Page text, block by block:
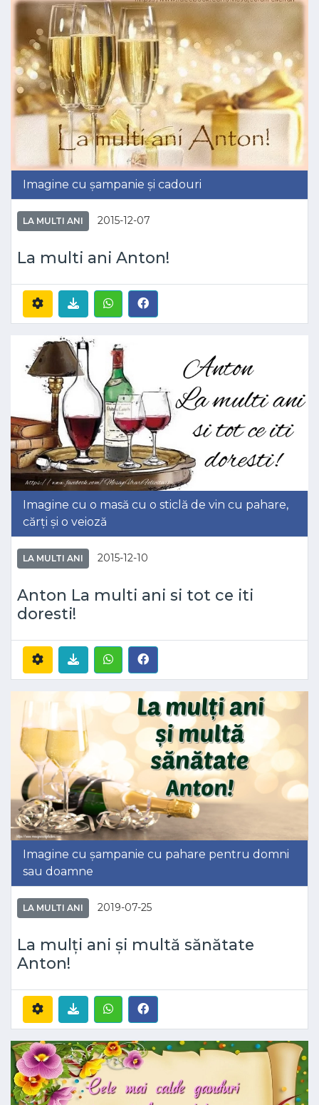
Imagine cu șampanie și cadouri
LA MULTI ANI 2015-12-07
La multi ani Anton!
Imagine cu o masă cu o sticlă de vin cu pahare,
cărți și o veioză
LA MULTI ANI 2015-12-10
Anton La multi ani si tot ce iti
doresti!
Imagine cu șampanie cu pahare pentru domni
sau doamne
LA MULTI ANI 2019-07-25
La mulți ani și multă sănătate
Anton!